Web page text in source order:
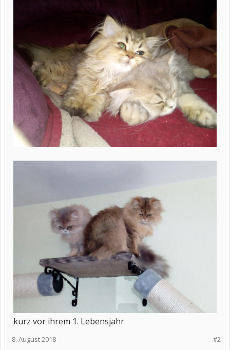
kurz vor ihrem 1. Lebensjahr
#2
8. August 2018